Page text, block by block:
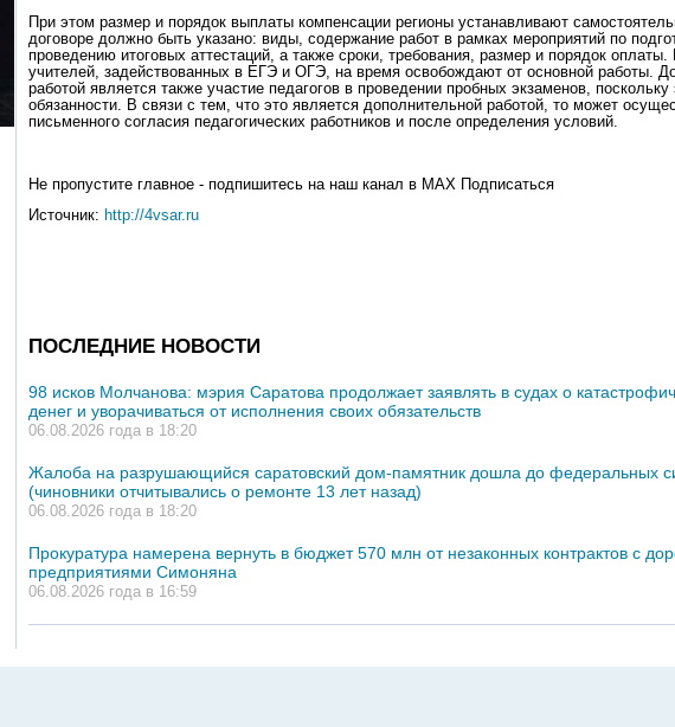
При этом размер и порядок выплаты компенсации регионы устанавливают
договоре должно быть указано: виды, содержание работ в рамках мероприятий по
проведению итоговых аттестаций, а также сроки, требования, размер и порядок оплаты.
учителей, задействованных в ЕГЭ и ОГЭ, на время освобождают от основной работы.
работой является также участие педагогов в проведении пробных экзаменов, поскольку
обязанности. В связи с тем, что это является дополнительной работой, то может
письменного согласия педагогических работников и после определения условий.
Не пропустите главное - подпишитесь на наш канал в MAX Подписаться
Источник: http://4vsar.ru
ПОСЛЕДНИЕ НОВОСТИ
98 исков Молчанова: мэрия Саратова продолжает заявлять в судах о
денег и уворачиваться от исполнения своих обязательств
06.08.2026 года в 18:20
Жалоба на разрушающийся саратовский дом-памятник дошла до федеральных
(чиновники отчитывались о ремонте 13 лет назад)
06.08.2026 года в 18:20
Прокуратура намерена вернуть в бюджет 570 млн от незаконных контрактов с
предприятиями Симоняна
06.08.2026 года в 16:59